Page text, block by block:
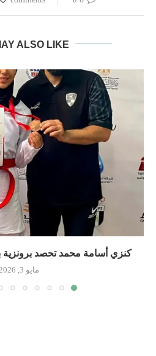
ALSO LIKE
كنزي أسامة محمد تحصد برونزية
مايو 3, 2026